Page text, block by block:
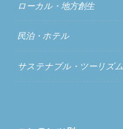
ローカル・地方創生
民泊・ホテル
サステナブル・ツーリズム